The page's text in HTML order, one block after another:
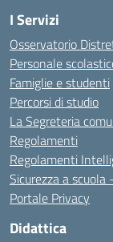
I Servizi
Osservatorio
Personale
Famiglie e studenti
Percorsi di studio
La Segreteria
Regolamenti
Regolamenti
Sicurezza a scuola
Portale Privacy
Didattica